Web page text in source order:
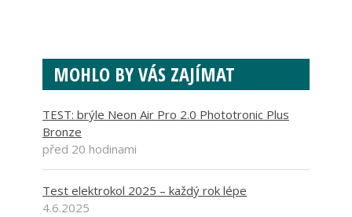
MOHLO BY VÁS ZAJÍMAT
TEST: brýle Neon Air Pro 2.0 Phototronic Plus
Bronze
před 20 hodinami
Test elektrokol 2025 – každý rok lépe
4.6.2025